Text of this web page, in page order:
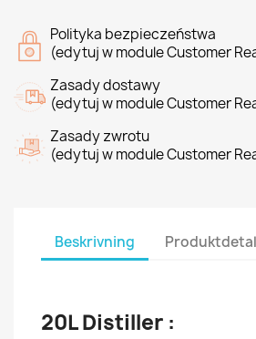
Polityka bezpieczeństwa
(edytuj w module Customer
Zasady dostawy
(edytuj w module Customer
Zasady zwrotu
(edytuj w module Customer
Beskrivning
20L Distiller :